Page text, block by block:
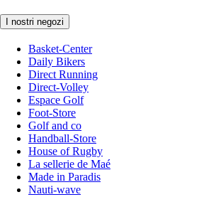
I nostri negozi
Basket-Center
Daily Bikers
Direct Running
Direct-Volley
Espace Golf
Foot-Store
Golf and co
Handball-Store
House of Rugby
La sellerie de Maé
Made in Paradis
Nauti-wave